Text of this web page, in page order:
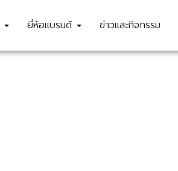
ยี่ห้อแบรนด์ ข่าวและกิจกรรม